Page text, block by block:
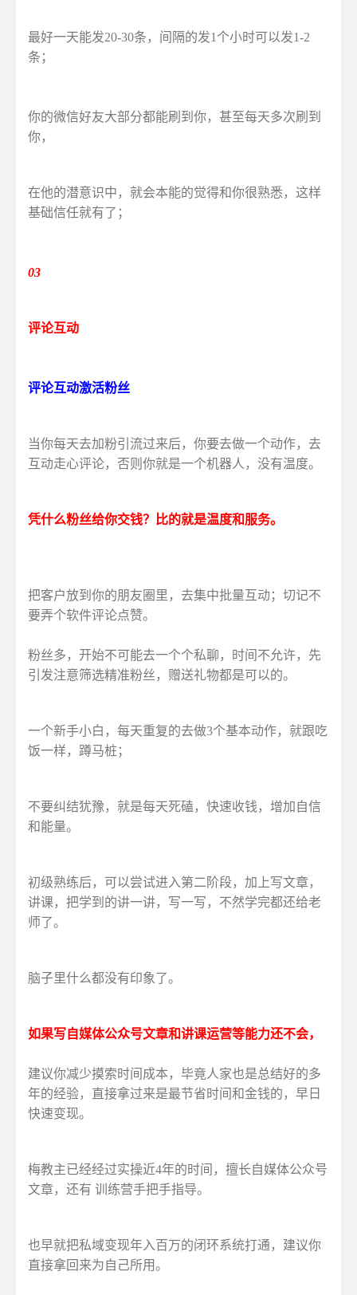
最好一天能发20-30条，间隔的发1个小时可以发1-2
条；
你的微信好友大部分都能刷到你，甚至每天多次刷到
你，
在他的潜意识中，就会本能的觉得和你很熟悉，这样
基础信任就有了；
03
评论互动
评论互动激活粉丝
当你每天去加粉引流过来后，你要去做一个动作，去
互动走心评论，否则你就是一个机器人，没有温度。
凭什么粉丝给你交钱？ 比的就是温度和服务。
把客户放到你的朋友圈里，去集中批量互动；切记不
要弄个软件评论点赞。
粉丝多，开始不可能去一个个私聊，时间不允许，先
引发注意筛选精准粉丝，赠送礼物都是可以的。
一个新手小白，每天重复的去做3个基本动作，就跟吃
饭一样，蹲马桩；
不要纠结犹豫，就是每天死磕，快速收钱，增加自信
和能量。
初级熟练后，可以尝试进入第二阶段，加上写文章，
讲课，把学到的讲一讲，写一写，不然学完都还给老
师了。
脑子里什么都没有印象了。
如果写自媒体公众号文章和讲课运营等能力还不会，
建议你减少摸索时间成本，毕竟人家也是总结好的多
年的经验，直接拿过来是最节省时间和金钱的，早日
快速变现。
梅教主已经经过实操近4年的时间，擅长自媒体公众号
文章，还有 训练营手把手指导。
也早就把私域变现年入百万的闭环系统打通，建议你
直接拿回来为自己所用。